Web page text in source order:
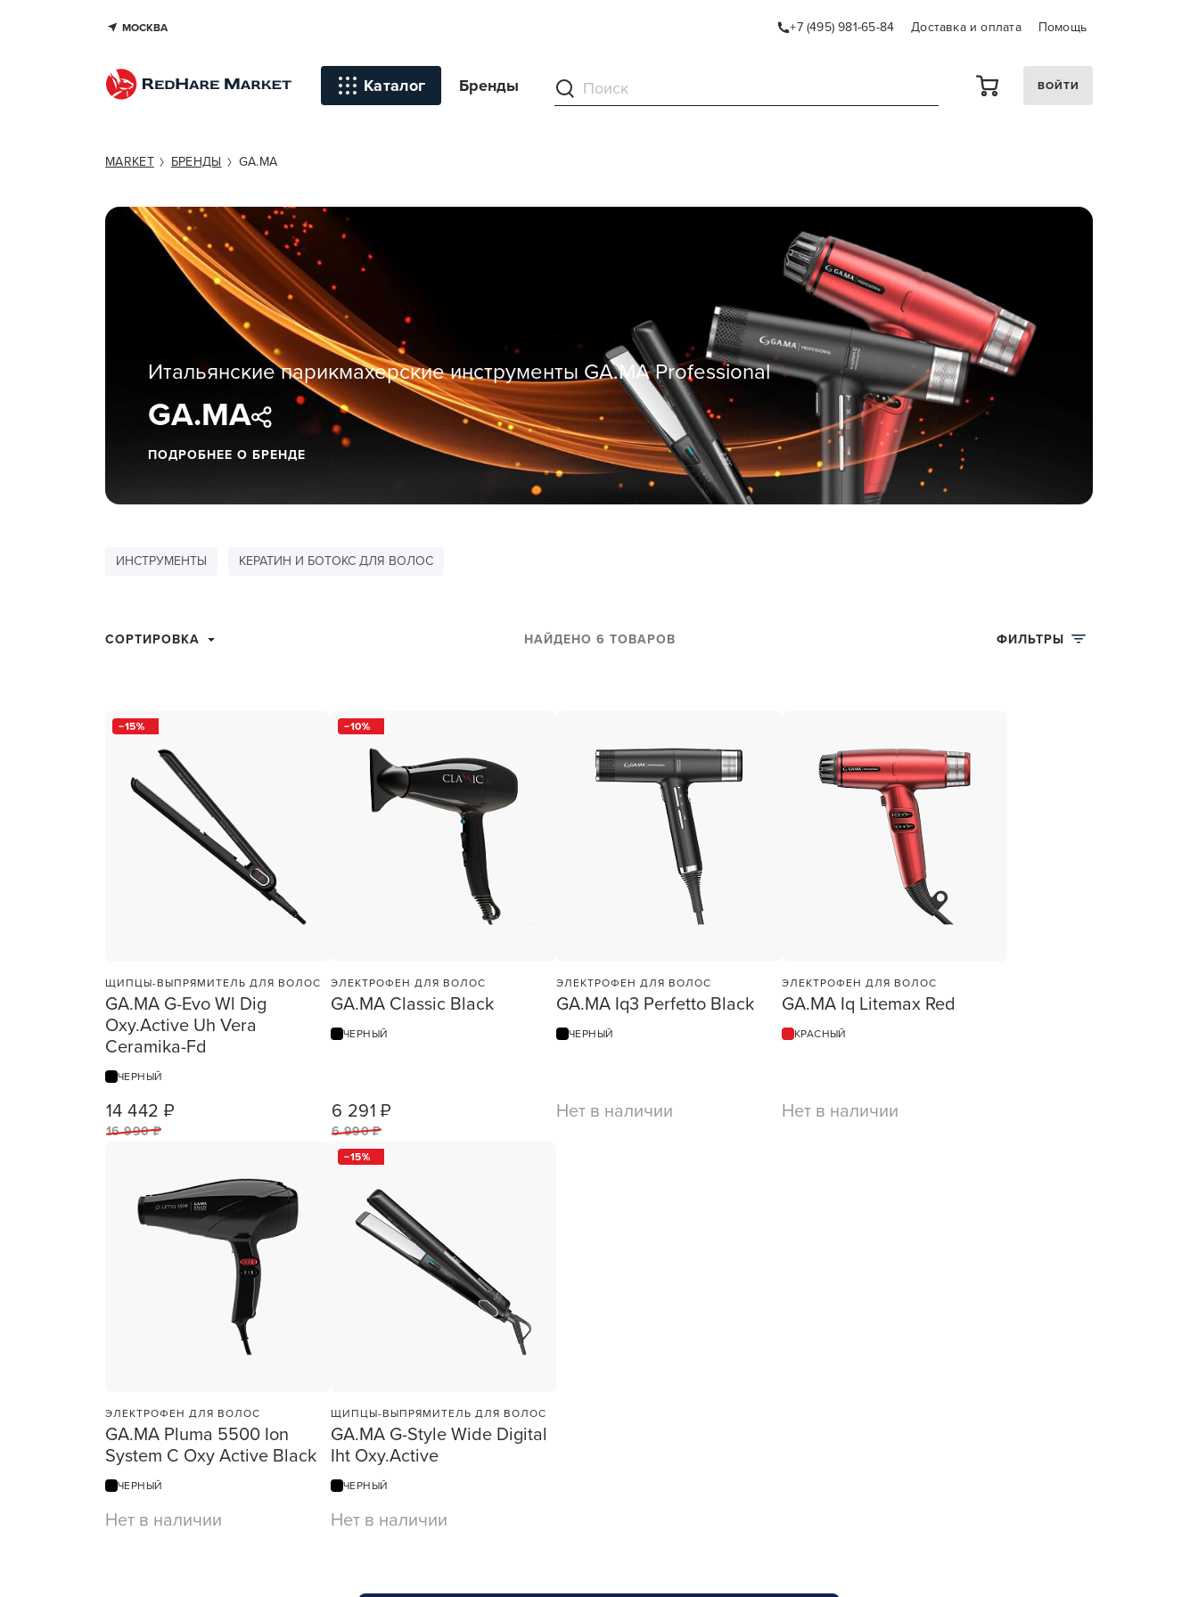
МОСКВА +7 (495) 981-65-84 Доставка и оплата Помощь
Каталог Бренды ВОЙТИ
Терапия волос и кожи
Стайлинг
Окрашивание и камуфляж
Средства для бритья и
ухода за бородой
Глубокая очистка и detox
Кератин и ботокс для волос
Средства для бровей и
Одноразовое и расходник
Стерилизация и
дезинфекция
Чемоданы сумки и хранение
инструментов
MARKET БРЕНДЫ GA.MA
GA.MA
Итальянские парикмахерские инструменты GA.MA Professional
ПОДРОБНЕЕ О БРЕНДЕ
ИНСТРУМЕНТЫ КЕРАТИН И БОТОКС ДЛЯ ВОЛОС
СОРТИРОВКА НАЙДЕНО 6 ТОВАРОВ ФИЛЬТРЫ
15
ЩИПЦЫ-ВЫПРЯМИТЕЛЬ ДЛЯ ВОЛОС
GA.MA G-Evo Wl Dig
Oxy.Active Uh Vera
Ceramika-Fd
ЧЕРНЫЙ
14 442 ₽
16 990 ₽
10
ЭЛЕКТРОФЕН ДЛЯ ВОЛОС
GA.MA Classic Black
ЧЕРНЫЙ
6 291 ₽
6 990 ₽
ЭЛЕКТРОФЕН ДЛЯ ВОЛОС
GA.MA Iq3 Perfetto Black
ЧЕРНЫЙ
Нет в наличии
ЭЛЕКТРОФЕН ДЛЯ ВОЛОС
GA.MA Iq Litemax Red
КРАСНЫЙ
Нет в наличии
ЭЛЕКТРОФЕН ДЛЯ ВОЛОС
GA.MA Pluma 5500 Ion
System C Oxy Active Black
ЧЕРНЫЙ
Нет в наличии
15
ЩИПЦЫ-ВЫПРЯМИТЕЛЬ ДЛЯ ВОЛОС
GA.MA G-Style Wide Digital
Iht Oxy.Active
ЧЕРНЫЙ
Нет в наличии
У нас есть приложение
для твоего смартфона!
В новом приложении RedHare Market